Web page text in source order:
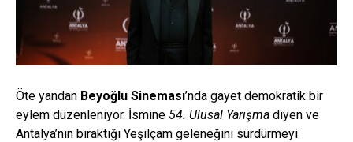
Öte yandan Beyoğlu Sineması’nda gayet demokratik bir
eylem düzenleniyor. İsmine 54. Ulusal Yarışma diyen ve
Antalya’nın bıraktığı Yeşilçam geleneğini sürdürmeyi